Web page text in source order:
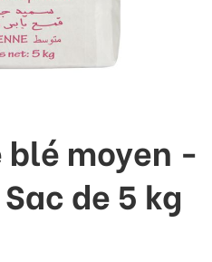
blé moyen -
de 5 kg